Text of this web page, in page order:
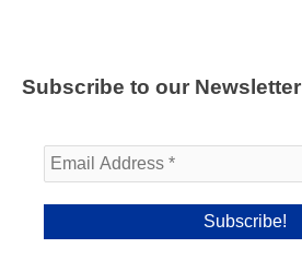
Subscribe to our Newsletter